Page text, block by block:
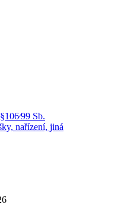
Sb.
nařízení, jiná